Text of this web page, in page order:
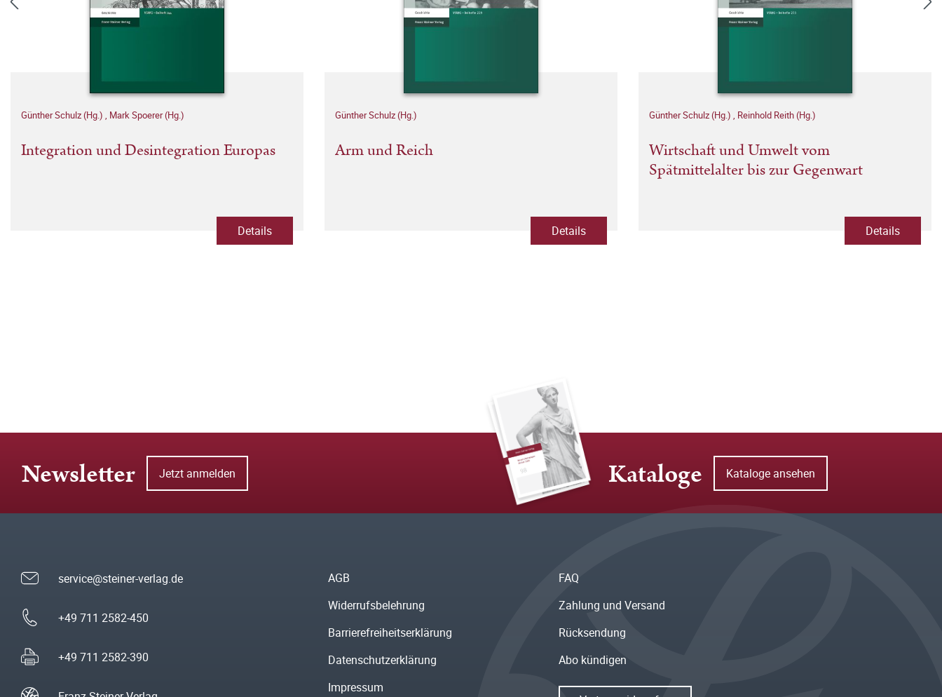
Günther Schulz (Hg.) , Mark Spoerer (Hg.)
Integration und Desintegration Europas
Details
Günther Schulz (Hg.)
Arm und Reich
Details
Günther Schulz (Hg.) , Reinhold Reith (Hg.)
Wirtschaft und Umwelt vom
Spätmittelalter bis zur Gegenwart
Details
Newsletter Jetzt anmelden Kataloge Kataloge ansehen
service@steiner-verlag.de
+49 711 2582-450
+49 711 2582-390
AGB
Widerrufsbelehrung
Barrierefreiheitserklärung
Datenschutzerklärung
Impressum
FAQ
Zahlung und Versand
Rücksendung
Abo kündigen